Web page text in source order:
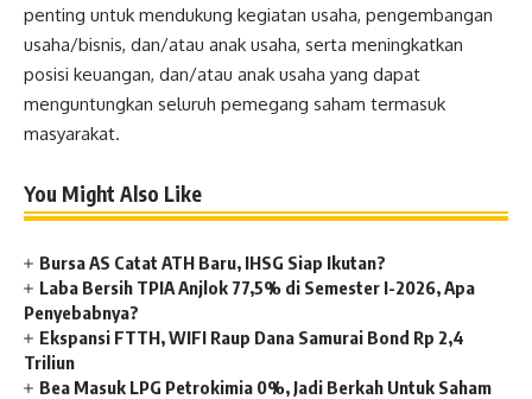
penting untuk mendukung kegiatan usaha, pengembangan
usaha/bisnis, dan/atau anak usaha, serta meningkatkan
posisi keuangan, dan/atau anak usaha yang dapat
menguntungkan seluruh pemegang saham termasuk
masyarakat.
You Might Also Like
Bursa AS Catat ATH Baru, IHSG Siap Ikutan?
Laba Bersih TPIA Anjlok 77,5% di Semester I-2026, Apa
Penyebabnya?
Ekspansi FTTH, WIFI Raup Dana Samurai Bond Rp 2,4
Triliun
Bea Masuk LPG Petrokimia 0%, Jadi Berkah Untuk Saham